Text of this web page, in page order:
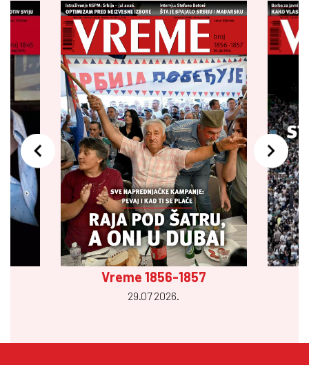
Vreme 1856-1857
29.07 2026.